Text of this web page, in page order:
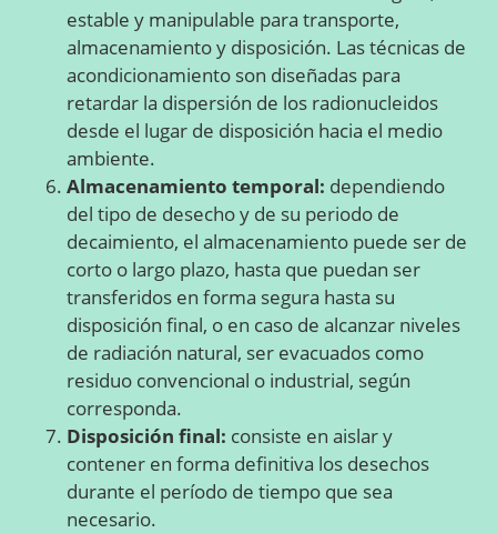
estable y manipulable para transporte,
almacenamiento y disposición. Las técnicas de
acondicionamiento son diseñadas para
retardar la dispersión de los radionucleidos
desde el lugar de disposición hacia el medio
ambiente.
Almacenamiento temporal: dependiendo
del tipo de desecho y de su periodo de
decaimiento, el almacenamiento puede ser de
corto o largo plazo, hasta que puedan ser
transferidos en forma segura hasta su
disposición final, o en caso de alcanzar niveles
de radiación natural, ser evacuados como
residuo convencional o industrial, según
corresponda.
Disposición final: consiste en aislar y
contener en forma definitiva los desechos
durante el período de tiempo que sea
necesario.